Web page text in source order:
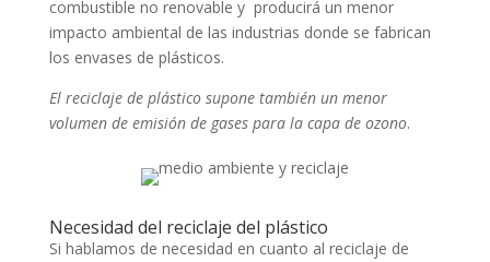
combustible no renovable y producirá un menor
impacto ambiental de las industrias donde se fabrican
los envases de plásticos.
El reciclaje de plástico supone también un menor
volumen de emisión de gases para la capa de ozono.
Necesidad del reciclaje del plástico
Si hablamos de necesidad en cuanto al reciclaje de